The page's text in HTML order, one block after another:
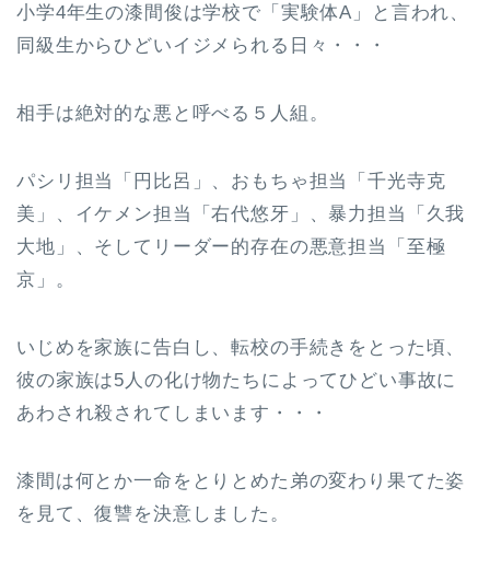
小学4年生の漆間俊は学校で「実験体A」と言われ、
同級生からひどいイジメられる日々・・・
相手は絶対的な悪と呼べる５人組。
パシリ担当「円比呂」、おもちゃ担当「千光寺克
美」、イケメン担当「右代悠牙」、暴力担当「久我
大地」、そしてリーダー的存在の悪意担当「至極
京」。
いじめを家族に告白し、転校の手続きをとった頃、
彼の家族は5人の化け物たちによってひどい事故に
あわされ殺されてしまいます・・・
漆間は何とか一命をとりとめた弟の変わり果てた姿
を見て、復讐を決意しました。